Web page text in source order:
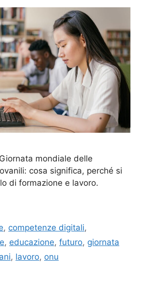
mondiale delle
cosa significa, perché si
di formazione e lavoro.
, competenze digitali,
, educazione, futuro, giornata
, lavoro, onu